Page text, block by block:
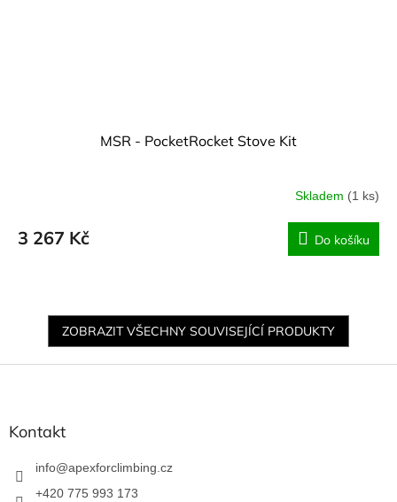
MSR - PocketRocket Stove Kit
Skladem (1 ks)
3 267 Kč Do košíku
ZOBRAZIT VŠECHNY SOUVISEJÍCÍ PRODUKTY
Z
Kontakt
info@apexforclimbing.cz
+420 775 993 173